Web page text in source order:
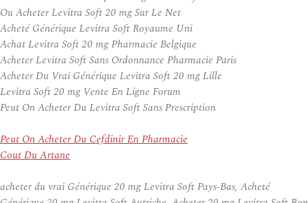
Ou Acheter Levitra Soft 20 mg Sur Le Net
Acheté Générique Levitra Soft Royaume Uni
Achat Levitra Soft 20 mg Pharmacie Belgique
Acheter Levitra Soft Sans Ordonnance Pharmacie Paris
Acheter Du Vrai Générique Levitra Soft 20 mg Lille
Levitra Soft 20 mg Vente En Ligne Forum
Peut On Acheter Du Levitra Soft Sans Prescription
Peut On Acheter Du Cefdinir En Pharmacie
Cout Du Artane
acheter du vrai Générique 20 mg Levitra Soft Pays-Bas, Acheté